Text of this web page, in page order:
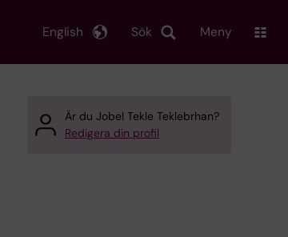
Sök
English Meny
Är du Jobel Tekle Teklebrhan?
Redigera din profil